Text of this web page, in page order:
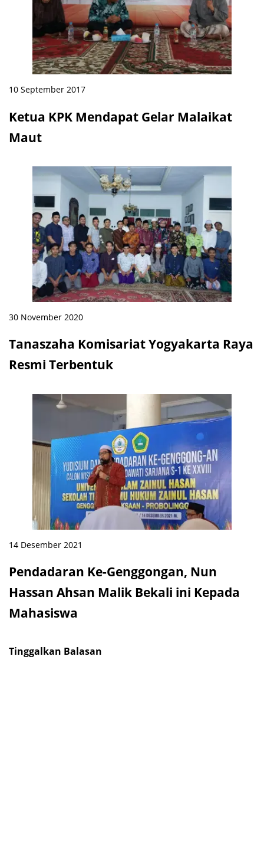
10 September 2017
Ketua KPK Mendapat Gelar Malaikat
Maut
30 November 2020
Tanaszaha Komisariat Yogyakarta Raya
Resmi Terbentuk
14 Desember 2021
Pendadaran Ke-Genggongan, Nun
Hassan Ahsan Malik Bekali ini Kepada
Mahasiswa
Tinggalkan Balasan